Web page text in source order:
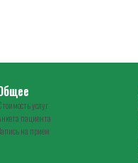
услуг
пациента
на прием